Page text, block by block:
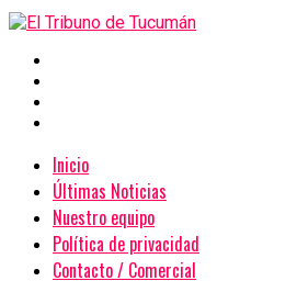
Inicio
Últimas Noticias
Nuestro equipo
Política de privacidad
Contacto / Comercial